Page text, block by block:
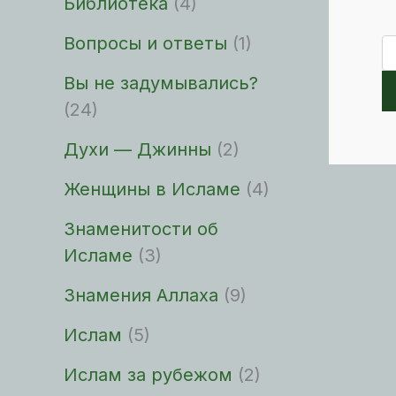
Вопросы и ответы (1)
Вы не задумывались?
(24)
Духи — Джинны (2)
Женщины в Исламе (4)
Знаменитости об
Исламе (3)
Знамения Аллаха (9)
Ислам (5)
Ислам за рубежом (2)